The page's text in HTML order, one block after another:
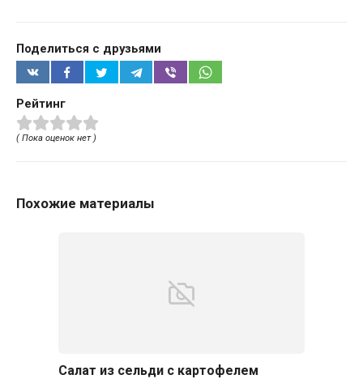
Поделиться с друзьями
Рейтинг
( Пока оценок нет )
Похожие материалы
Салат из сельди с картофелем